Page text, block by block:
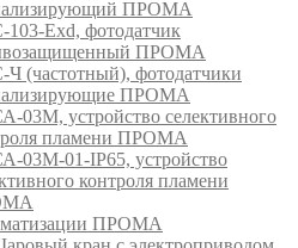
ПРОМА
Ехd, фотодатчик
ПРОМА
(частотный), фотодатчики
ПРОМА
03М, устройство селективного
пламени ПРОМА
03М-01-IP65, устройство
контроля пламени
ПРОМА